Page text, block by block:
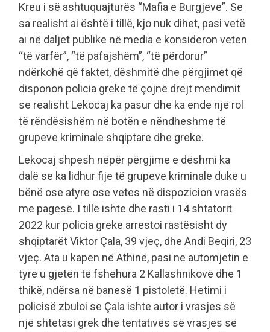
Kreu i së ashtuquajturës “Mafia e Burgjeve”. Se
sa realisht ai është i tillë, kjo nuk dihet, pasi vetë
ai në daljet publike në media e konsideron veten
“të varfër”, “të pafajshëm”, “të përdorur”
ndërkohë që faktet, dëshmitë dhe përgjimet që
disponon policia greke të çojnë drejt mendimit
se realisht Lekocaj ka pasur dhe ka ende një rol
të rëndësishëm në botën e nëndheshme të
grupeve kriminale shqiptare dhe greke.
Lekocaj shpesh nëpër përgjime e dëshmi ka
dalë se ka lidhur fije të grupeve kriminale duke u
bënë ose atyre ose vetes në dispozicion vrasës
me pagesë. I tillë ishte dhe rasti i 14 shtatorit
2022 kur policia greke arrestoi rastësisht dy
shqiptarët Viktor Çala, 39 vjeç, dhe Andi Beqiri, 23
vjeç. Ata u kapen në Athinë, pasi ne automjetin e
tyre u gjetën të fshehura 2 Kallashnikovë dhe 1
thikë, ndërsa në banesë 1 pistoletë. Hetimi i
policisë zbuloi se Çala ishte autor i vrasjes së
një shtetasi grek dhe tentativës së vrasjes së